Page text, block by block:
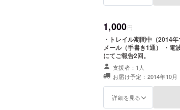
1,000円
・トレイル期間中（2014
メール（手書き1通） ・電
にてご報告2回。
支援者：1人
お届け予定：2014年10月
詳細を見る